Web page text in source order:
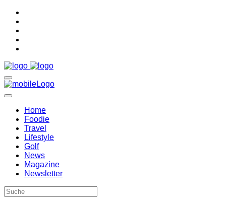
Home
Foodie
Travel
Lifestyle
Golf
News
Magazine
Newsletter